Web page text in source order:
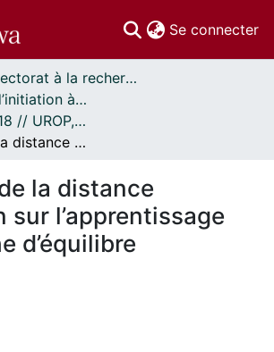
Se connecter
Vice-rectorat à la recherche // Office of the V-P, Research
Programme d’initiation à la recherche au premier cycle (PIRPC) // Undergraduate Research Opportunity Program (UROP)
PIRPC, 2017-18 // UROP, 2017-18
Influence de la distance d’attention sur l’apprentissage d’une tâche d’équilibre
la distance
sur l’apprentissage
d’équilibre